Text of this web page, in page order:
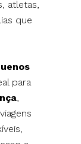
atletas,
que
para
,